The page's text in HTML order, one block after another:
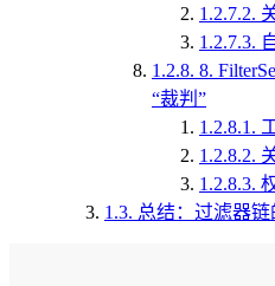
1.2.7.2.
1.2.7.3.
1.2.8. 8.
“裁判”
1.2.8.1.
1.2.8.2.
1.2.8.3.
1.3. 总结：过滤器